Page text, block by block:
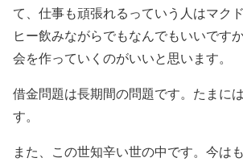
て、仕事も頑張れるっていう人はマク
ヒー飲みながらでもなんでもいいです
会を作っていくのがいいと思います。
借金問題は長期間の問題です。たまに
す。
また、この世知辛い世の中です。今は